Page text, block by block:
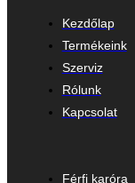
Kezdőlap
Termékeink
Szerviz
Rólunk
Kapcsolat
Férfi karóra